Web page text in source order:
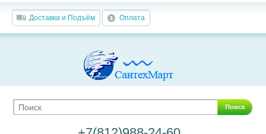
Доставка и Подъём Оплата
Поиск